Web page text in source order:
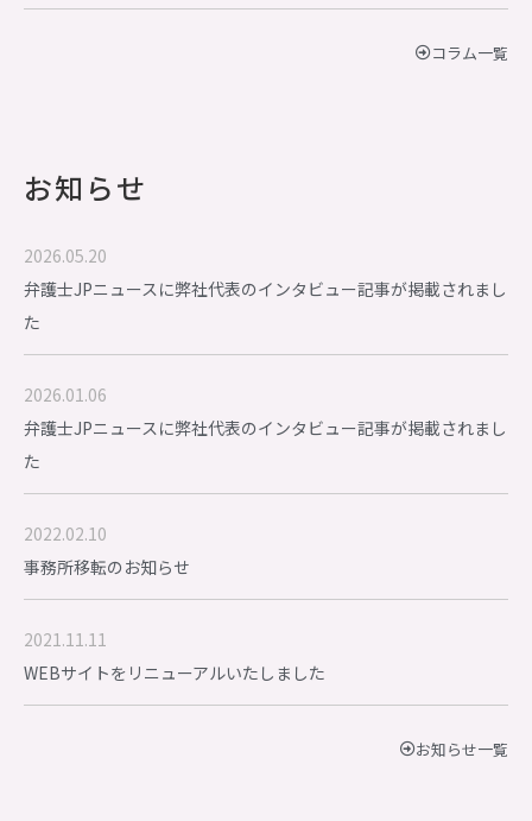
コラム一覧
お知らせ
2026.05.20
弁護士JPニュースに弊社代表のインタビュー記事が掲載されまし
た
2026.01.06
弁護士JPニュースに弊社代表のインタビュー記事が掲載されまし
た
2022.02.10
事務所移転のお知らせ
2021.11.11
WEBサイトをリニューアルいたしました
お知らせ一覧